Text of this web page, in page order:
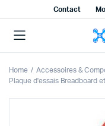
Contact
Home
Accessoires &
Plaque d'essais Breadboard